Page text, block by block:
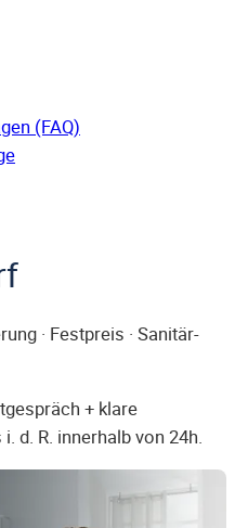
(FAQ)
· Festpreis · Sanitär-
+ klare
d. R. innerhalb von 24h.